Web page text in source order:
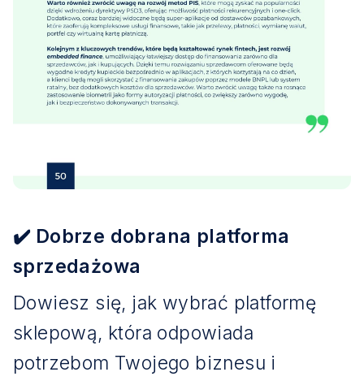
✔️ Dobrze dobrana platforma
sprzedażowa
Dowiesz się, jak wybrać platformę
sklepową, która odpowiada
potrzebom Twojego biznesu i